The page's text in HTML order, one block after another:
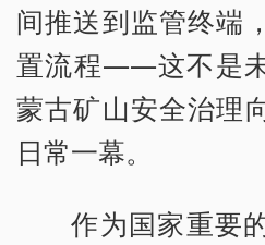
间推送到监管终端
置流程——这不是
蒙古矿山安全治理
日常一幕。
作为国家重要